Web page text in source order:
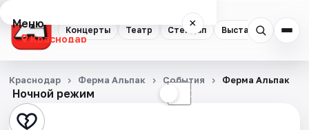
Концерты Театр Стендап Выставки
Меню ×
Краснодар
Концерты
Театр
Ночной режим ☾
Краснодар Ферма Альпак События Ферма Альпак